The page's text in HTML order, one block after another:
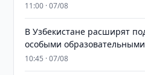
11:00 · 07/08
В Узбекистане расширят
особыми
10:45 · 07/08